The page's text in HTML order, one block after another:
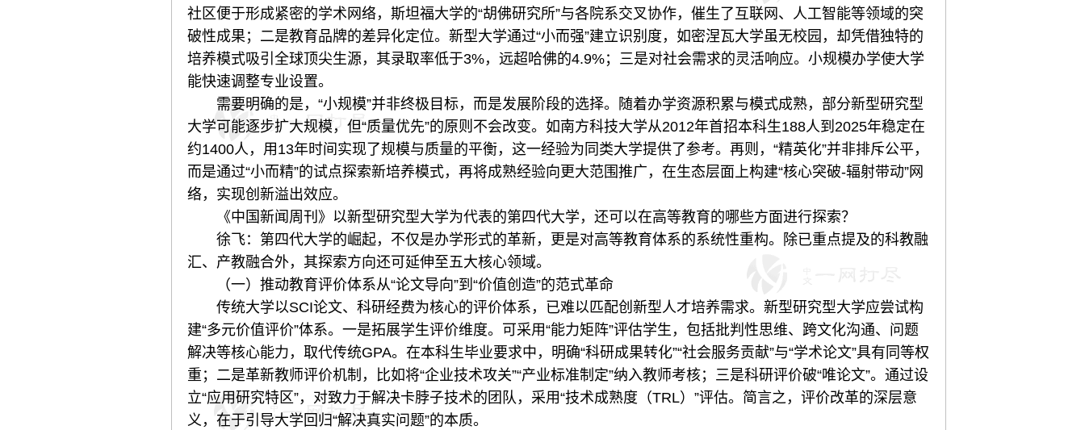
社区便于形成紧密的学术网络，斯坦福大学的“胡佛研究所”与各院系交叉协作，催生了互联网、人工智能等领域的突
破性成果；二是教育品牌的差异化定位。新型大学通过“小而强”建立识别度，如密涅瓦大学虽无校园，却凭借独特的
培养模式吸引全球顶尖生源，其录取率低于3%，远超哈佛的4.9%；三是对社会需求的灵活响应。小规模办学使大学
能快速调整专业设置。
需要明确的是，“小规模”并非终极目标，而是发展阶段的选择。随着办学资源积累与模式成熟，部分新型研究型
大学可能逐步扩大规模，但“质量优先”的原则不会改变。如南方科技大学从2012年首招本科生188人到2025年稳定在
约1400人，用13年时间实现了规模与质量的平衡，这一经验为同类大学提供了参考。再则，“精英化”并非排斥公平，
而是通过“小而精”的试点探索新培养模式，再将成熟经验向更大范围推广，在生态层面上构建“核心突破-辐射带动”网
络，实现创新溢出效应。
《中国新闻周刊》以新型研究型大学为代表的第四代大学，还可以在高等教育的哪些方面进行探索？
徐飞：第四代大学的崛起，不仅是办学形式的革新，更是对高等教育体系的系统性重构。除已重点提及的科教融
汇、产教融合外，其探索方向还可延伸至五大核心领域。
（一）推动教育评价体系从“论文导向”到“价值创造”的范式革命
传统大学以SCI论文、科研经费为核心的评价体系，已难以匹配创新型人才培养需求。新型研究型大学应尝试构
建“多元价值评价”体系。一是拓展学生评价维度。可采用“能力矩阵”评估学生，包括批判性思维、跨文化沟通、问题
解决等核心能力，取代传统GPA。在本科生毕业要求中，明确“科研成果转化”“社会服务贡献”与“学术论文”具有同等权
重；二是革新教师评价机制，比如将“企业技术攻关”“产业标准制定”纳入教师考核；三是科研评价破“唯论文”。通过设
立“应用研究特区”，对致力于解决卡脖子技术的团队，采用“技术成熟度（TRL）”评估。简言之，评价改革的深层意
义，在于引导大学回归“解决真实问题”的本质。